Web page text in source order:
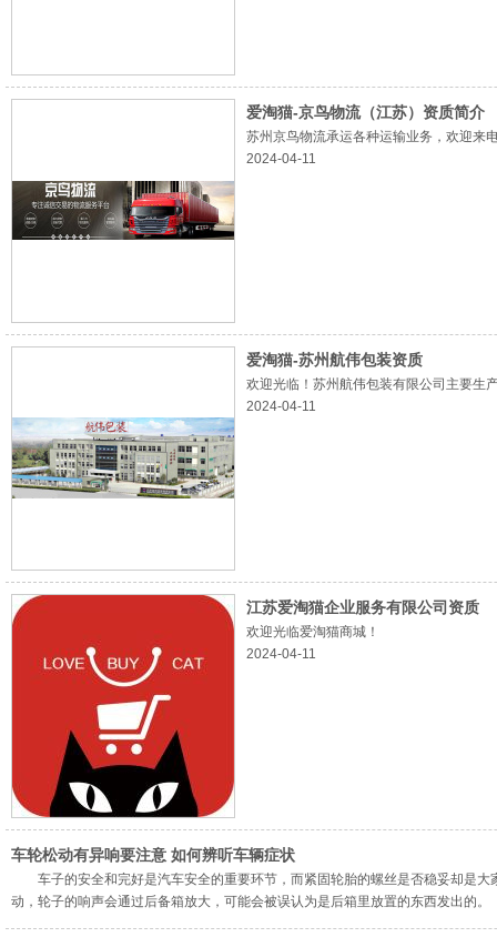
爱淘猫-京鸟物流（江苏）资质简介
苏州京鸟物流承运各种运输业务，欢迎来
2024-04-11
爱淘猫-苏州航伟包装资质
欢迎光临！苏州航伟包装有限公司主要生
2024-04-11
江苏爱淘猫企业服务有限公司资质
欢迎光临爱淘猫商城！
2024-04-11
车轮松动有异响要注意 如何辨听车辆症状
车子的安全和完好是汽车安全的重要环节，而紧固轮胎的螺丝是否稳妥却是大
动，轮子的响声会通过后备箱放大，可能会被误认为是后箱里放置的东西发出